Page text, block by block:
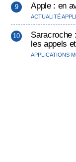
Apple : en
ACTUALITÉ
Saracroche
les appels
APPLICATIONS